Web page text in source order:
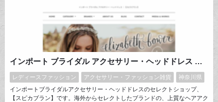
インポート ブライダル アクセサリー・ヘッドドレス ｜【スピカブラン】
レディースファッション アクセサリー・ファッション雑貨
神奈川県
インポートブライダルアクセサリー・ヘッドドレスのセレクトショップ、
【スピカブラン】です。海外からセレクトしたブランドの、上質なヘアアク